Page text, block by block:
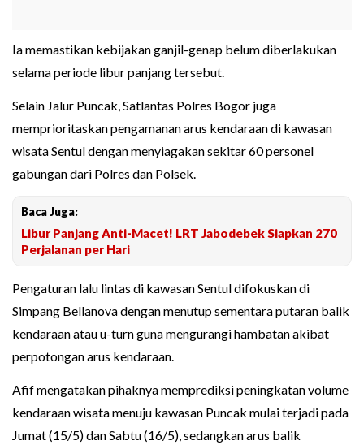
Ia memastikan kebijakan ganjil-genap belum diberlakukan
selama periode libur panjang tersebut.
Selain Jalur Puncak, Satlantas Polres Bogor juga
memprioritaskan pengamanan arus kendaraan di kawasan
wisata Sentul dengan menyiagakan sekitar 60 personel
gabungan dari Polres dan Polsek.
Baca Juga:
Libur Panjang Anti-Macet! LRT Jabodebek Siapkan 270
Perjalanan per Hari
Pengaturan lalu lintas di kawasan Sentul difokuskan di
Simpang Bellanova dengan menutup sementara putaran balik
kendaraan atau u-turn guna mengurangi hambatan akibat
perpotongan arus kendaraan.
Afif mengatakan pihaknya memprediksi peningkatan volume
kendaraan wisata menuju kawasan Puncak mulai terjadi pada
Jumat (15/5) dan Sabtu (16/5), sedangkan arus balik